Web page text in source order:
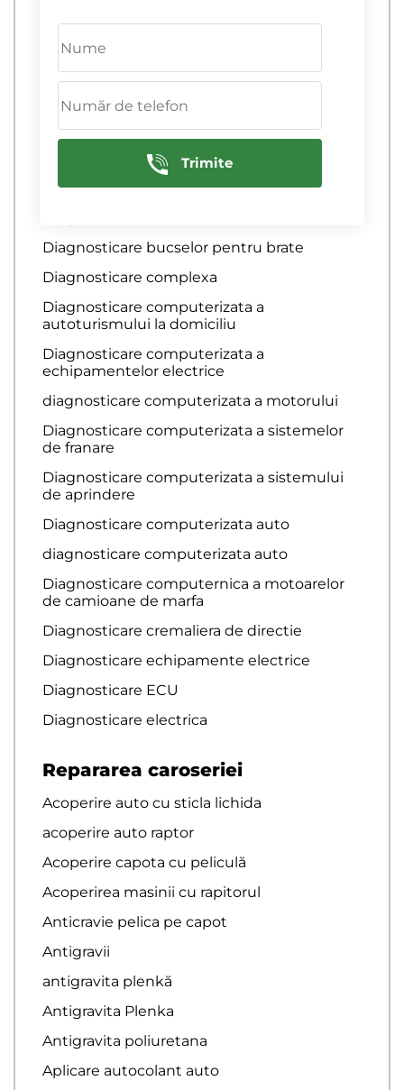
Diagnostica motorului
Diagnosticare ABS
Diagnosticare articulatii omocinetice
Diagnosticare auto
Diagnosticare baterie auto
Diagnosticare bucselor pentru brate
Diagnosticare complexa
Diagnosticare computerizata a
autoturismului la domiciliu
Diagnosticare computerizata a
echipamentelor electrice
diagnosticare computerizata a motorului
Diagnosticare computerizata a sistemelor
de franare
Diagnosticare computerizata a sistemului
de aprindere
Diagnosticare computerizata auto
diagnosticare computerizata auto
Diagnosticare computernica a motoarelor
de camioane de marfa
Diagnosticare cremaliera de directie
Diagnosticare echipamente electrice
Diagnosticare ECU
Diagnosticare electrica
Repararea caroseriei
Acoperire auto cu sticla lichida
acoperire auto raptor
Acoperire capota cu peliculă
Acoperirea masinii cu rapitorul
Anticravie pelica pe capot
Antigravii
antigravita plenkă
Antigravita Plenka
Antigravita poliuretana
Aplicare autocolant auto
Trimite